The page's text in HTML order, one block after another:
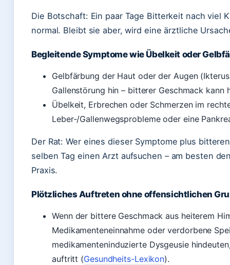
Die Botschaft: Ein paar Tage Bitterkeit nach viel
normal. Bleibt sie aber, wird eine ärztliche
Begleitende Symptome wie Übelkeit oder
Gelbfärbung der Haut oder der Augen
Gallenstörung hin – bitterer Geschmack kann
Übelkeit, Erbrechen oder Schmerzen im
Leber‑/Gallenwegsprobleme oder eine
Der Rat: Wer eines dieser Symptome plus
selben Tag einen Arzt aufsuchen – am besten
Praxis.
Plötzliches Auftreten ohne offensichtlichen
Wenn der bittere Geschmack aus heiterem
Medikamenteneinnahme oder verdorbene
medikamenteninduzierte Dysgeusie
auftritt (Gesundheits-Lexikon).